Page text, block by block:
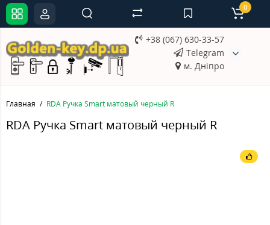
+38 (067) 630-33-57
Telegram
м. Дніпро
0
Главная RDA Ручка Smart матовый черный R
RDA Ручка Smart матовый черный R